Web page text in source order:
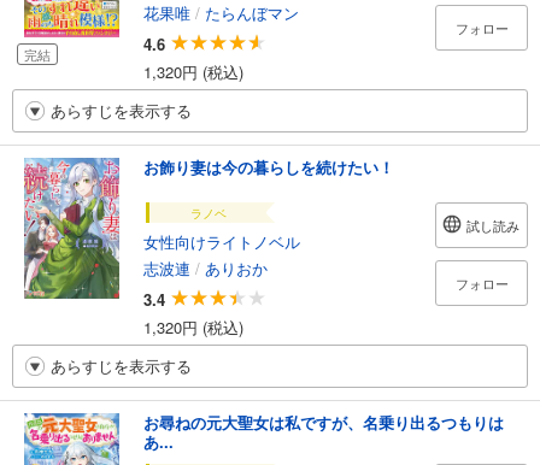
完結
花果唯 / たらんぼマン
4.6
1,320円 (税込)
フォロー
あらすじを表示する
お飾り妻は今の暮らしを続けたい！
ラノベ
女性向けライトノベル
志波連 / ありおか
3.4
1,320円 (税込)
試し読み
フォロー
あらすじを表示する
お尋ねの元大聖女は私ですが、名乗り出るつもりは
あ...